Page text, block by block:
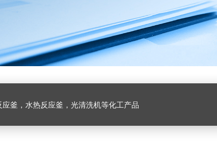
釜，水热反应釜，光清洗机等化工产品